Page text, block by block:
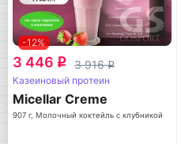
-12%
3 446 q 3 916q
Казеиновый протеин
Micellar Creme
907 г, Молочный коктейль с клубникой